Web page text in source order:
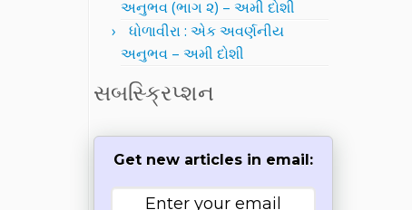
અનુભવ (ભાગ ૨) – અમી દોશી
ધોળાવીરા : એક અવર્ણનીય
અનુભવ – અમી દોશી
સબસ્ક્રિપ્શન
Get new articles in email: